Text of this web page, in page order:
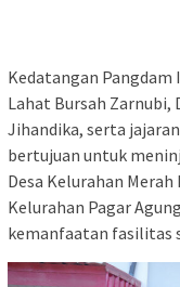
Kedatangan
Lahat Bursah Zarnubi,
Jihandika, serta
bertujuan untuk
Desa Kelurahan
Kelurahan Pagar
kemanfaatan fasilitas